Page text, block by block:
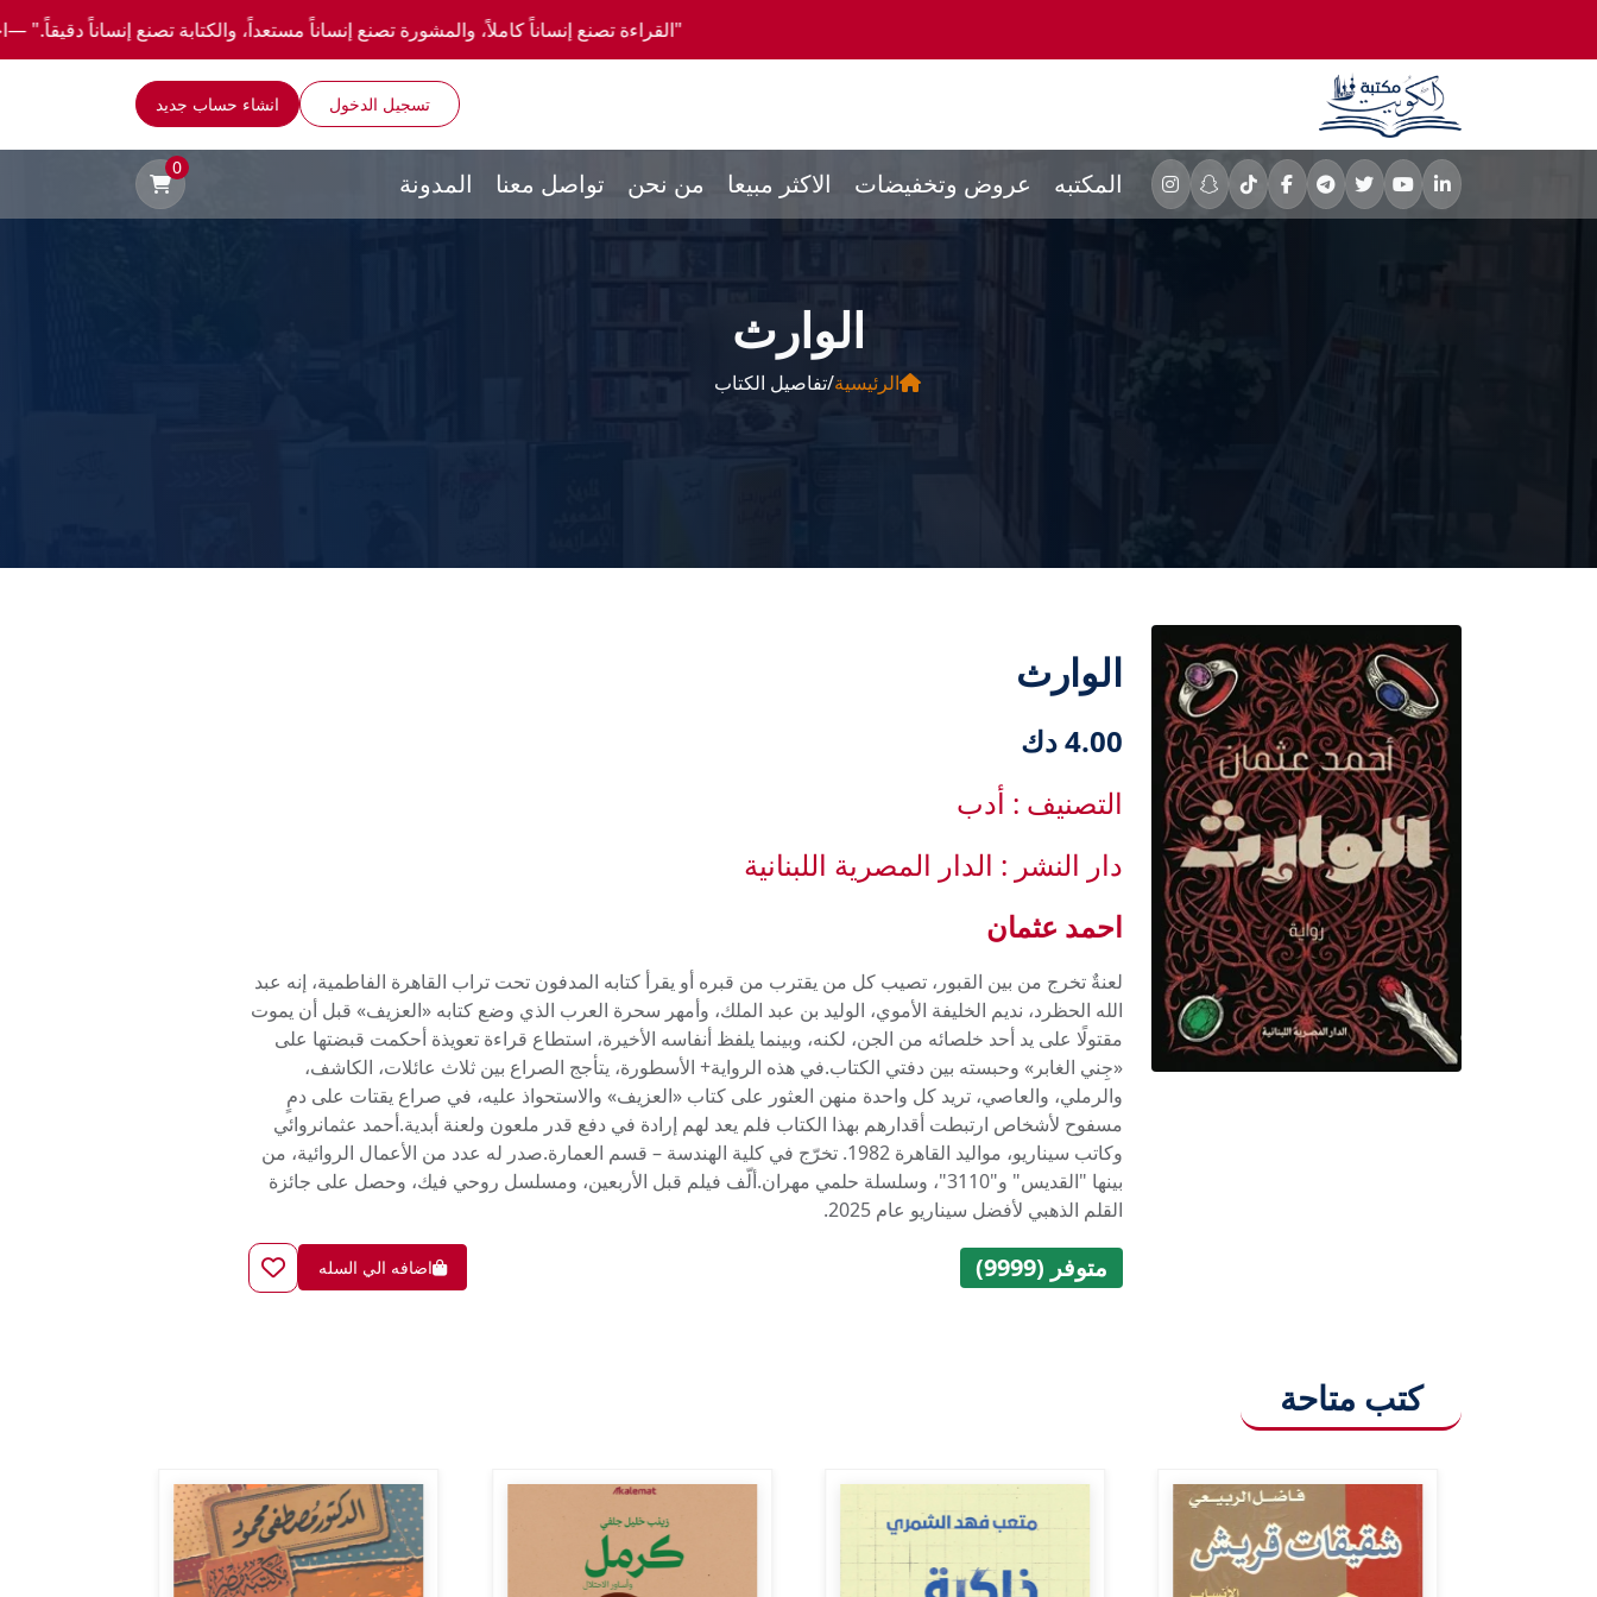
"القراءة تصنع إنساناً كاملاً، والمشورة تصنع إنساناً مستعداً، والكتابة تصنع إنساناً دقيقاً." —احصل علي عروض وخصومات خاصة عن
تسجيل الدخول انشاء حساب جديد
المدونة تواصل معنا من نحن الاكثر مبيعا عروض وتخفيضات المكتبه 0
الوارث
الرئيسية/تفاصيل الكتاب
الوارث
4.00 دك
التصنيف : أدب
دار النشر : الدار المصرية اللبنانية
احمد عثمان
لعنةٌ تخرج من بين القبور، تصيب كل من يقترب من قبره أو يقرأ كتابه المدفون تحت تراب القاهرة الفاطمية، إنه عبد
الله الحظرد، نديم الخليفة الأموي، الوليد بن عبد الملك، وأمهر سحرة العرب الذي وضع كتابه «العزيف» قبل أن يموت
مقتولًا على يد أحد خلصائه من الجن، لكنه، وبينما يلفظ أنفاسه الأخيرة، استطاع قراءة تعويذة أحكمت قبضتها على
«جِني الغابر» وحبسته بين دفتي الكتاب.في هذه الرواية+ الأسطورة، يتأجج الصراع بين ثلاث عائلات، الكاشف،
والرملي، والعاصي، تريد كل واحدة منهن العثور على كتاب «العزيف» والاستحواذ عليه، في صراع يقتات على دمٍ
مسفوح لأشخاص ارتبطت أقدارهم بهذا الكتاب فلم يعد لهم إرادة في دفع قدر ملعون ولعنة أبدية.أحمد عثمانروائي
وكاتب سيناريو، مواليد القاهرة 1982. تخرّج في كلية الهندسة – قسم العمارة.صدر له عدد من الأعمال الروائية، من
بينها "القديس" و"3110"، وسلسلة حلمي مهران.ألّف فيلم قبل الأربعين، ومسلسل روحي فيك، وحصل على جائزة
القلم الذهبي لأفضل سيناريو عام 2025.
متوفر (9999) اضافه الي السله
كتب متاحة